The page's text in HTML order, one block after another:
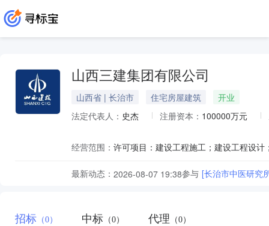
山西三建集团有限公司
山西省 | 长治市 住宅房屋建筑
开业
法定代表人： 史杰 注册资本： 100000万元
经营范围：
最新动态： 2026-08-07 19:38参与 [长治市中医研究
招标 （0） 中标 （0） 代理 （0）